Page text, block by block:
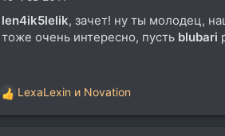
и
и
len4ik5lelik, зачет! ну ты молодец,
тоже очень интересно, пусть blubari
Р
е
LexaLexin и Novation